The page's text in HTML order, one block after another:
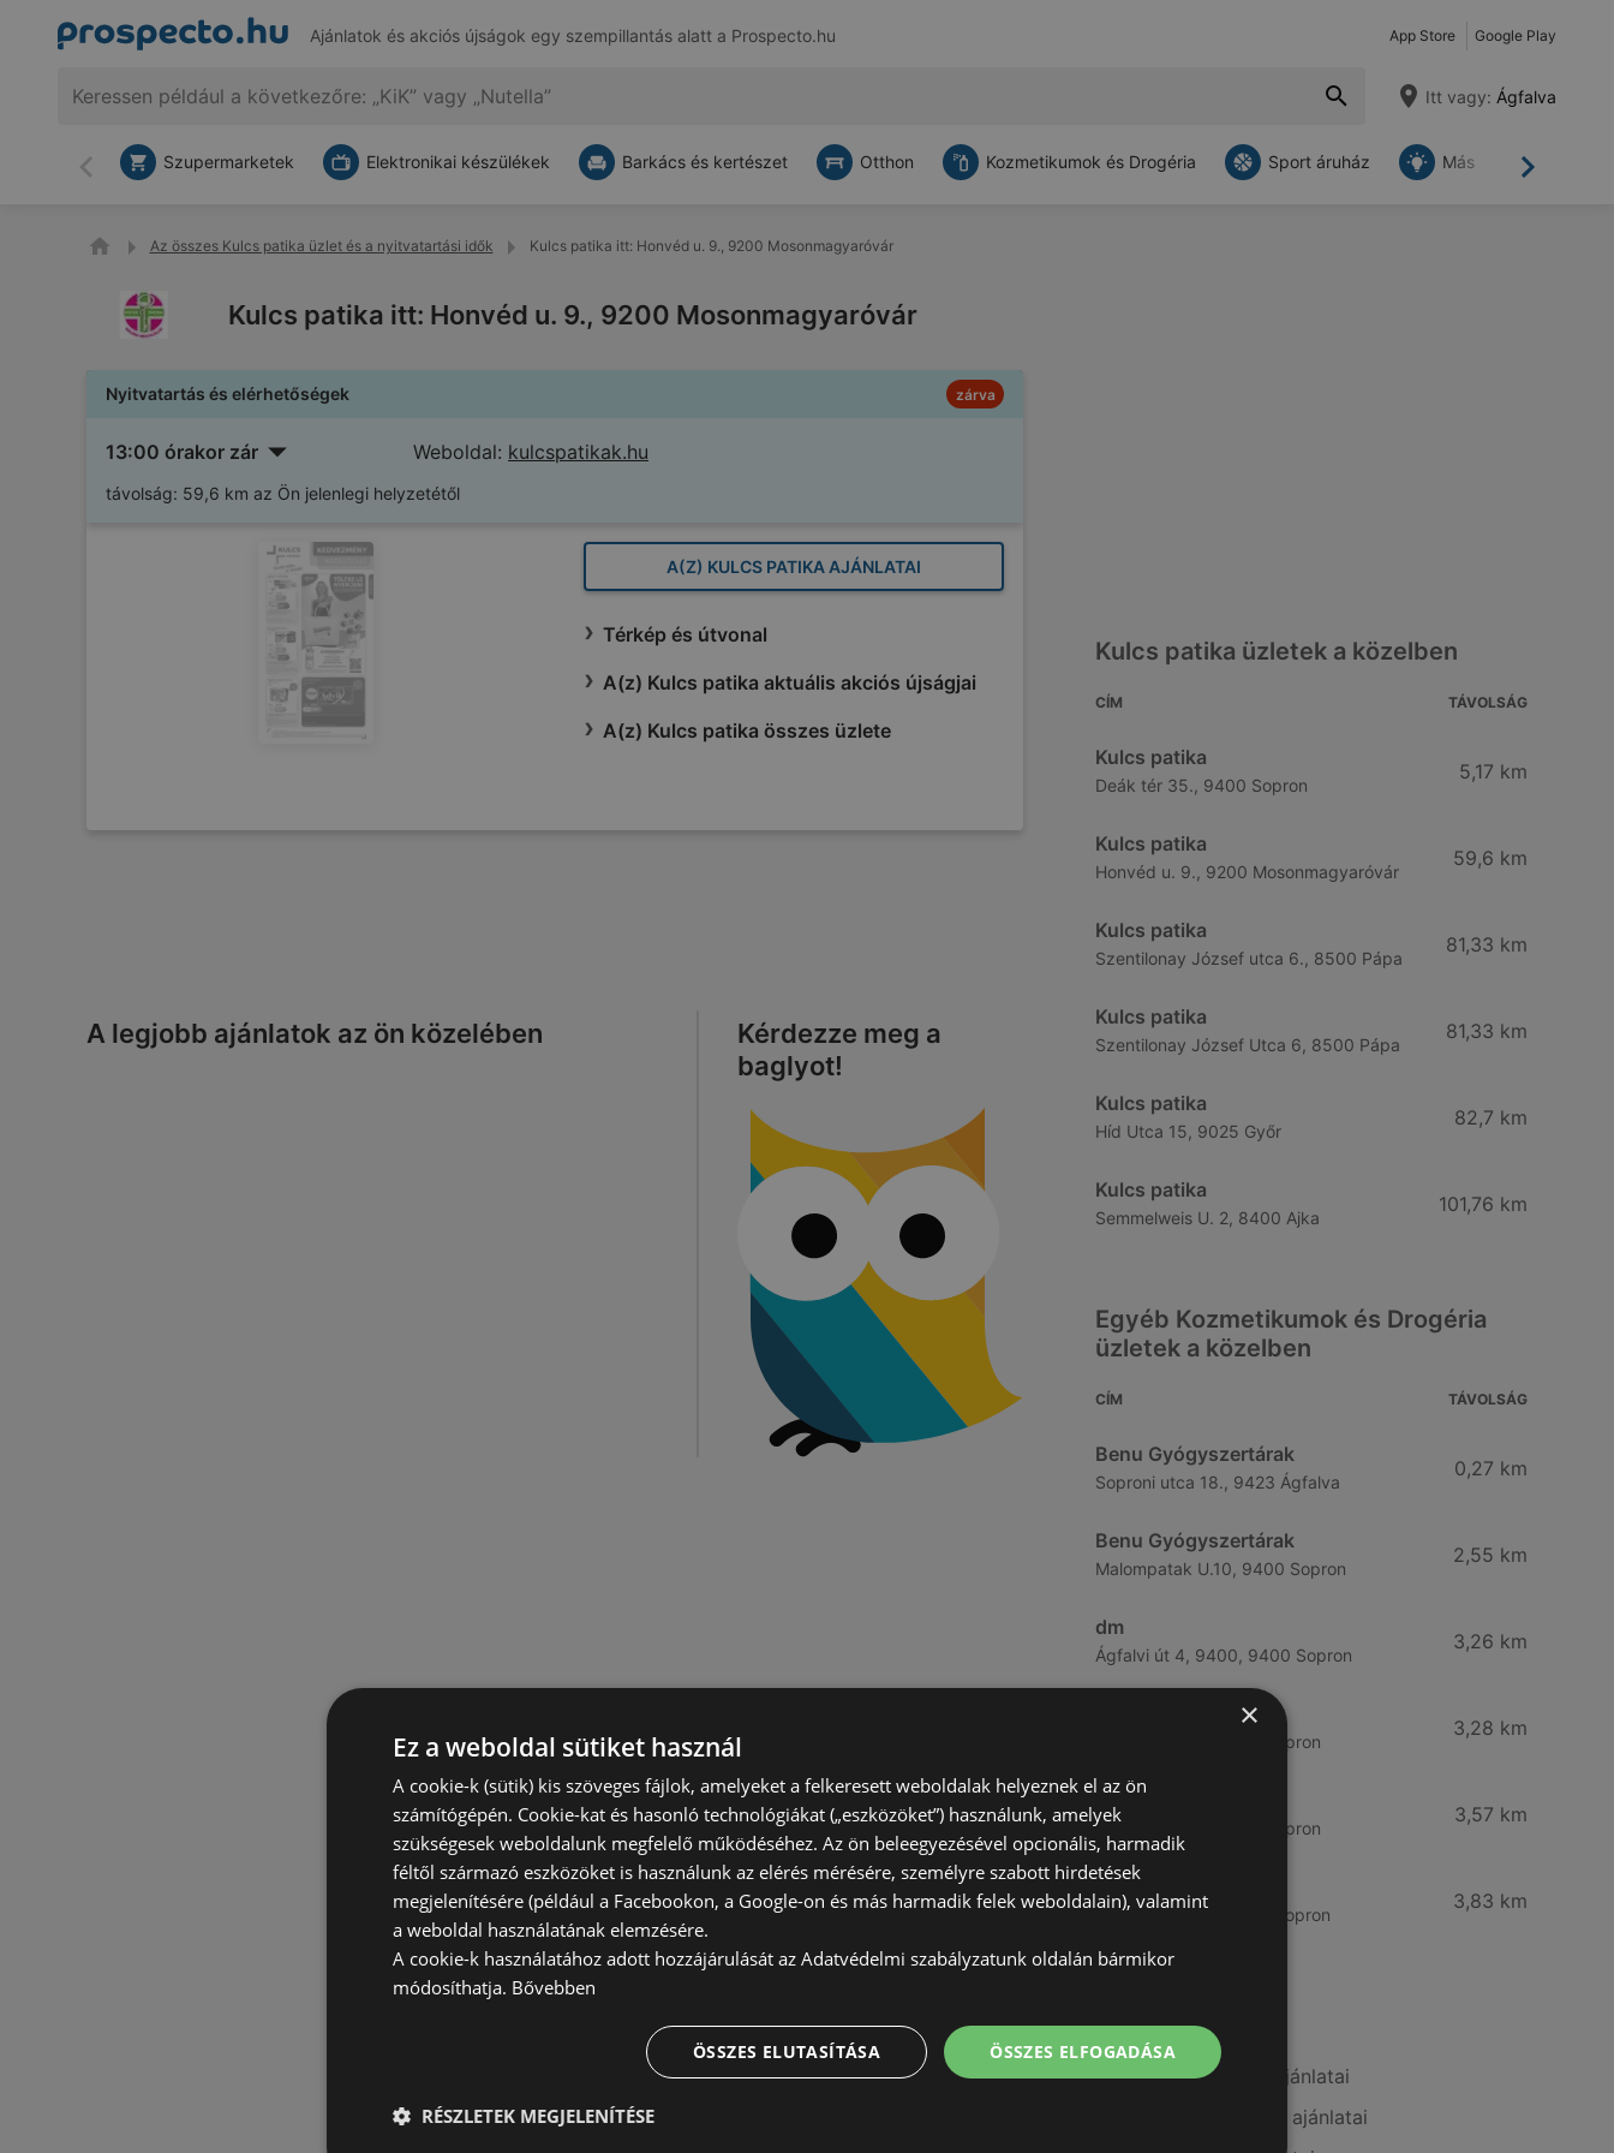
Ajánlatok és akciós újságok egy szempillantás alatt a Prospecto.hu App Store Google Play
Itt vagy: Ágfalva
Vissza Tovább
Szupermarketek Elektronikai készülékek Barkács és kertészet Otthon Kozmetikumok és Drogéria Sport áruház Más
Az összes Kulcs patika üzlet és a nyitvatartási idők Kulcs patika itt: Honvéd u. 9., 9200 Mosonmagyaróvár
Kulcs patika itt: Honvéd u. 9., 9200 Mosonmagyaróvár
Nyitvatartás és elérhetőségek zárva
13:00 órakor zár Weboldal: kulcspatikak.hu
távolság: 59,6 km az Ön jelenlegi helyzetétől
A(Z) KULCS PATIKA AJÁNLATAI
Térkép és útvonal
A(z) Kulcs patika aktuális akciós újságjai
A(z) Kulcs patika összes üzlete
A legjobb ajánlatok az ön közelében
Kérdezze meg a
baglyot!
Kulcs patika üzletek a közelben
CÍM TÁVOLSÁG
Kulcs patika
Deák tér 35., 9400 Sopron
5,17 km
Kulcs patika
Honvéd u. 9., 9200 Mosonmagyaróvár
59,6 km
Kulcs patika
Szentilonay József utca 6., 8500 Pápa
81,33 km
Kulcs patika
Szentilonay József Utca 6, 8500 Pápa
81,33 km
Kulcs patika
Híd Utca 15, 9025 Győr
82,7 km
Kulcs patika
Semmelweis U. 2, 8400 Ajka
101,76 km
Egyéb Kozmetikumok és Drogéria
üzletek a közelben
CÍM TÁVOLSÁG
Benu Gyógyszertárak
Soproni utca 18., 9423 Ágfalva
0,27 km
Benu Gyógyszertárak
Malompatak U.10, 9400 Sopron
2,55 km
dm
Ágfalvi út 4, 9400, 9400 Sopron
3,26 km
Besenyő u. 23, 9400 Sopron
3,28 km
Vianni
Bánfalvi út 14., 9400 Sopron
3,57 km
Rossmann
Bánfalvi út 6-8., 9400 Sopron
3,83 km
A(z) Kulcs patika ajánlatai
A(z) goods market ajánlatai
×
Ez a weboldal sütiket használ
A cookie-k (sütik) kis szöveges fájlok, amelyeket a felkeresett weboldalak helyeznek el az ön
számítógépén. Cookie-kat és hasonló technológiákat („eszközöket”) használunk, amelyek
szükségesek weboldalunk megfelelő működéséhez. Az ön beleegyezésével opcionális, harmadik
féltől származó eszközöket is használunk az elérés mérésére, személyre szabott hirdetések
megjelenítésére (például a Facebookon, a Google-on és más harmadik felek weboldalain), valamint
a weboldal használatának elemzésére.
A cookie-k használatához adott hozzájárulását az Adatvédelmi szabályzatunk oldalán bármikor
módosíthatja. Bővebben
ÖSSZES ELFOGADÁSA
ÖSSZES ELUTASÍTÁSA
RÉSZLETEK MEGJELENÍTÉSE